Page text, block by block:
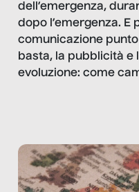
dell’emergenza,
dopo l’emergenza. E
comunicazione
basta, la pubblicità e
evoluzione: come